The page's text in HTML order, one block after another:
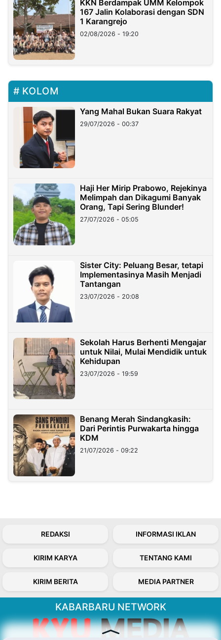
KKN Berdampak UMM Kelompok
167 Jalin Kolaborasi dengan SDN
1 Karangrejo
02/08/2026 - 19:20
KOLOM
Yang Mahal Bukan Suara Rakyat
29/07/2026 - 00:37
Haji Her Mirip Prabowo, Rejekinya
Melimpah dan Dikagumi Banyak
Orang, Tapi Sering Blunder!
27/07/2026 - 05:05
Sister City: Peluang Besar, tetapi
Implementasinya Masih Menjadi
Tantangan
23/07/2026 - 20:08
Sekolah Harus Berhenti Mengajar
untuk Nilai, Mulai Mendidik untuk
Kehidupan
23/07/2026 - 19:59
Benang Merah Sindangkasih:
Dari Perintis Purwakarta hingga
KDM
21/07/2026 - 09:22
REDAKSI INFORMASI IKLAN
KIRIM KARYA TENTANG KAMI
KIRIM BERITA MEDIA PARTNER
KABARBARU NETWORK